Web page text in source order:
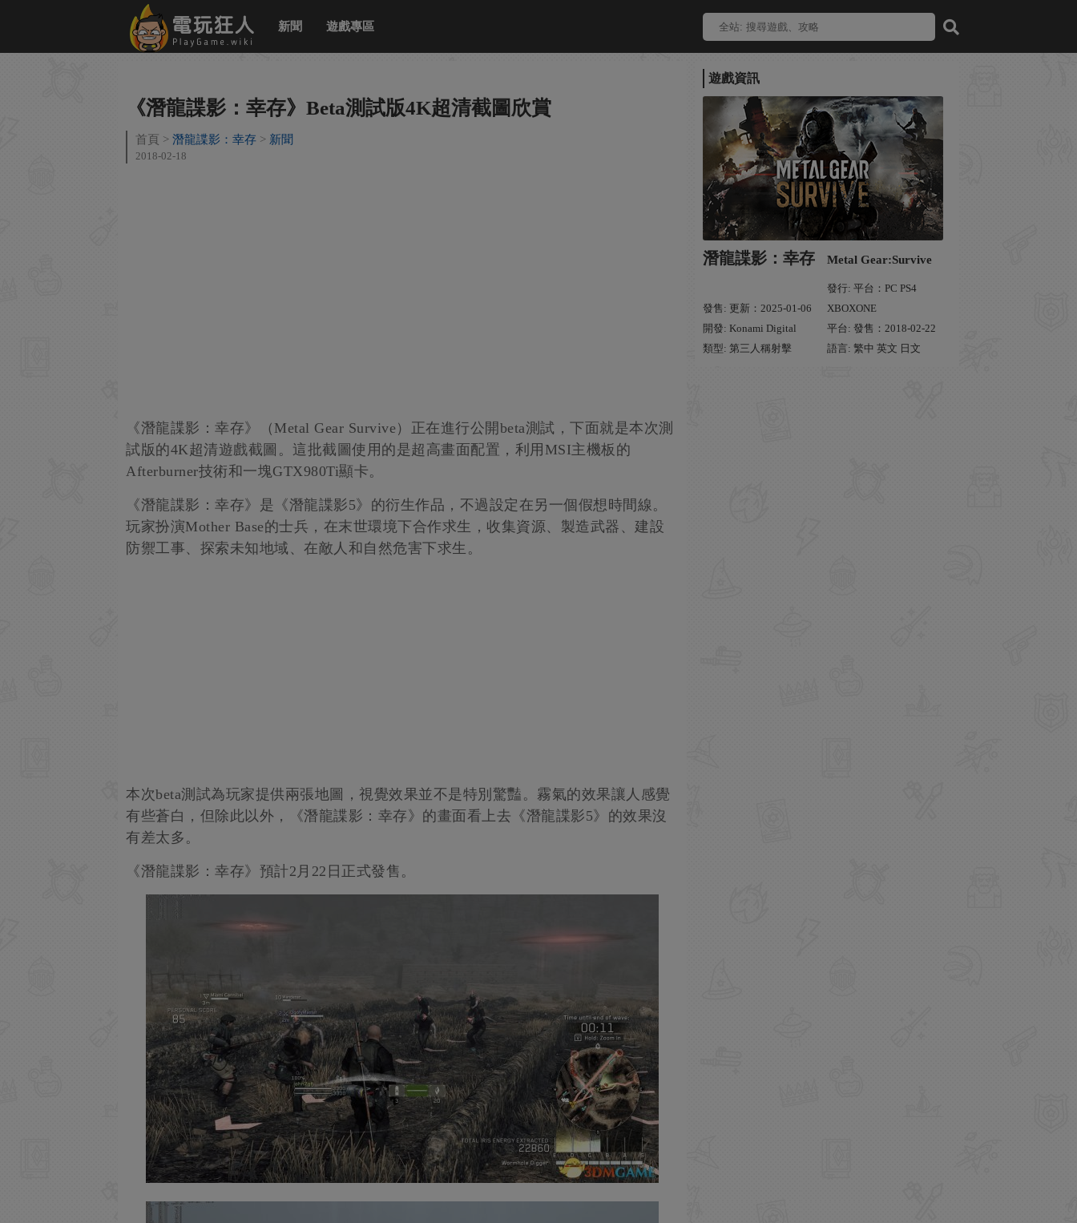
新聞 遊戲專區
遊戲資訊
潛龍諜影：幸存 Metal Gear:Survive
發售: 更新：2025-01-06
發行: 平台：PC PS4
XBOXONE
開發: Konami Digital
平台: 發售：2018-02-22
類型: 第三人稱射擊
語言: 繁中 英文 日文
《潛龍諜影：幸存》Beta測試版4K超清截圖欣賞
首頁 潛龍諜影：幸存 新聞
2018-02-18
《潛龍諜影：幸存》（Metal Gear Survive）正在進行公開beta測試，下面就是本次測
試版的4K超清遊戲截圖。這批截圖使用的是超高畫面配置，利用MSI主機板的
Afterburner技術和一塊GTX980Ti顯卡。
《潛龍諜影：幸存》是《潛龍諜影5》的衍生作品，不過設定在另一個假想時間線。
玩家扮演Mother Base的士兵，在末世環境下合作求生，收集資源、製造武器、建設
防禦工事、探索未知地域、在敵人和自然危害下求生。
本次beta測試為玩家提供兩張地圖，視覺效果並不是特別驚豔。霧氣的效果讓人感覺
有些蒼白，但除此以外，《潛龍諜影：幸存》的畫面看上去《潛龍諜影5》的效果沒
有差太多。
《潛龍諜影：幸存》預計2月22日正式發售。